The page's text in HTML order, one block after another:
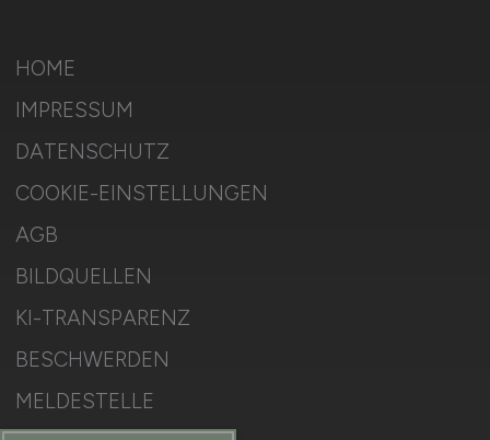
HOME
IMPRESSUM
DATENSCHUTZ
COOKIE-EINSTELLUNGEN
AGB
BILDQUELLEN
KI-TRANSPARENZ
BESCHWERDEN
MELDESTELLE